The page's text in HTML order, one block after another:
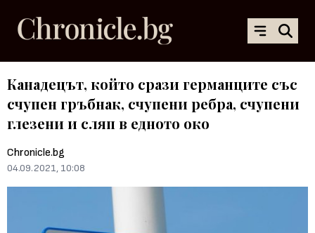
Канадецът, който срази германците със
счупен гръбнак, счупени ребра, счупени
глезени и сляп в едното око
Chronicle.bg
04.09.2021, 10:08